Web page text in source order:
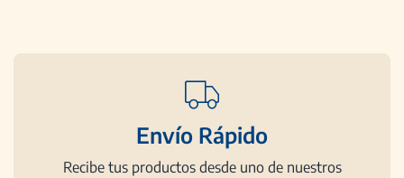
Envío Rápido
Recibe tus productos desde uno de nuestros